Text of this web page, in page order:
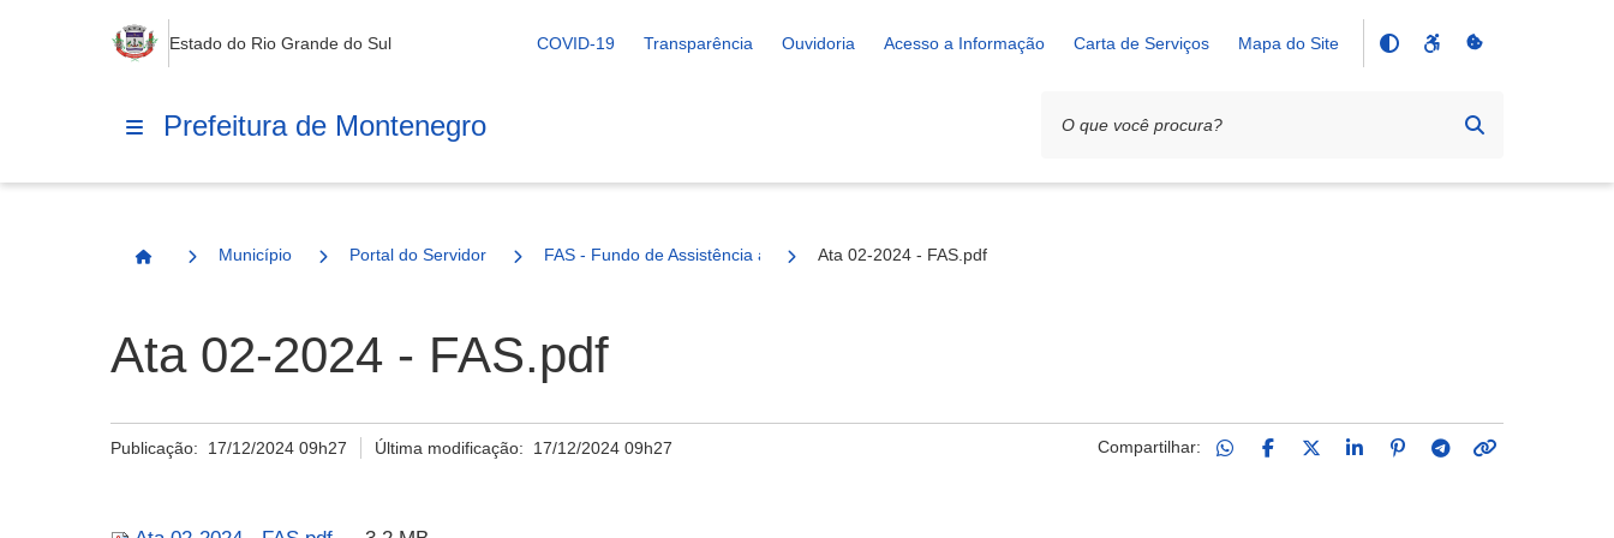
Estado do Rio Grande do Sul COVID-19 Transparência Ouvidoria Acesso a Informação Carta de Serviços Mapa do Site
Prefeitura de Montenegro
Página Inicial
Município Portal do Servidor FAS - Fundo de Assistência a SaúdeAta 02-2024 - FAS.pdf
Ata 02-2024 - FAS.pdf
Publicação: 17/12/2024 09h27 Última modificação: 17/12/2024 09h27 Compartilhar: